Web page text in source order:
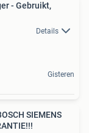
- Gebruikt,
Details
Gisteren
SIEMENS